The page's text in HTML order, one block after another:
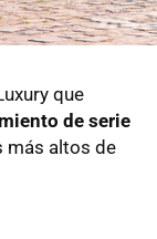
que
de serie
más altos de